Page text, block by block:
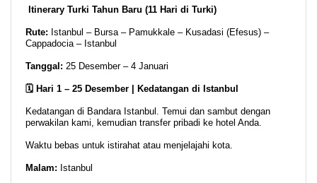
Itinerary Turki Tahun Baru (11 Hari di Turki)
Rute: Istanbul – Bursa – Pamukkale – Kusadasi (Efesus) –
Cappadocia – Istanbul
Tanggal: 25 Desember – 4 Januari
🗓️ Hari 1 – 25 Desember | Kedatangan di Istanbul
Kedatangan di Bandara Istanbul. Temui dan sambut dengan
perwakilan kami, kemudian transfer pribadi ke hotel Anda.
Waktu bebas untuk istirahat atau menjelajahi kota.
Malam: Istanbul